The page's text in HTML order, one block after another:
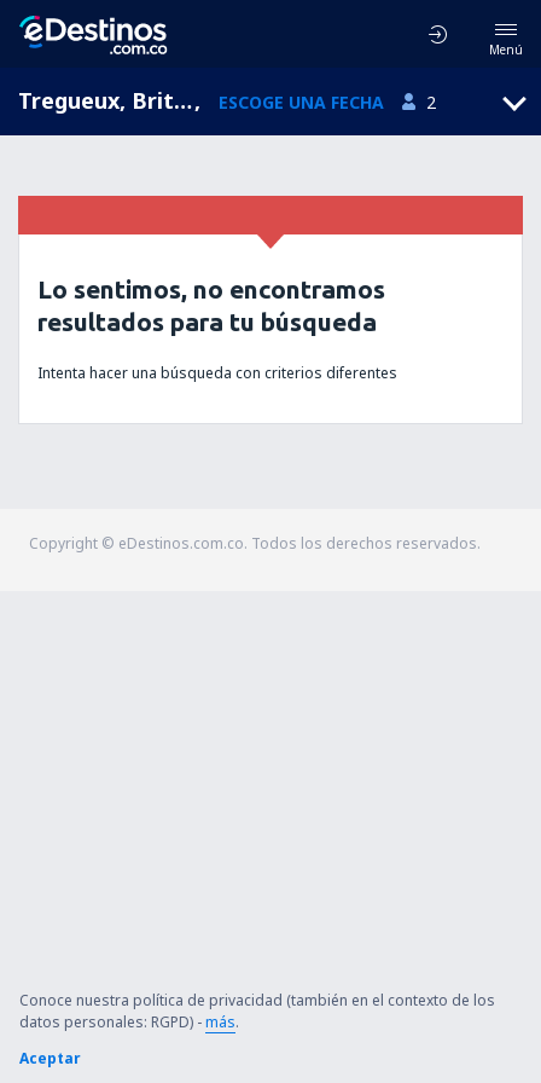
Menú
Tregueux, Brittany, Francia, ESCOGE UNA FECHA 2
Lo sentimos, no encontramos
resultados para tu búsqueda
Intenta hacer una búsqueda con criterios diferentes
Copyright © eDestinos.com.co. Todos los derechos reservados.
Conoce nuestra política de privacidad (también en el contexto de los
datos personales: RGPD) -más.
Aceptar